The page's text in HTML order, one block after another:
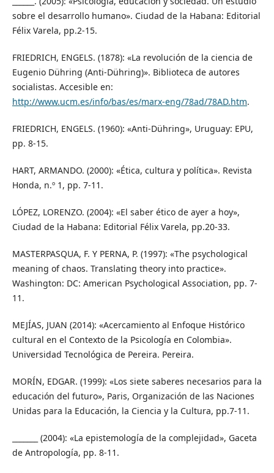
sobre el desarrollo humano». Ciudad de la Habana: Editorial
Félix Varela, pp.2-15.
FRIEDRICH, ENGELS. (1878): «La revolución de la ciencia de
Eugenio Dühring (Anti-Dühring)». Biblioteca de autores
socialistas. Accesible en:
http://www.ucm.es/info/bas/es/marx-eng/78ad/78AD.htm.
FRIEDRICH, ENGELS. (1960): «Anti-Dühring», Uruguay: EPU,
pp. 8-15.
HART, ARMANDO. (2000): «Ética, cultura y política». Revista
Honda, n.º 1, pp. 7-11.
LÓPEZ, LORENZO. (2004): «El saber ético de ayer a hoy»,
Ciudad de la Habana: Editorial Félix Varela, pp.20-33.
MASTERPASQUA, F. Y PERNA, P. (1997): «The psychological
meaning of chaos. Translating theory into practice».
Washington: DC: American Psychological Association, pp. 7-
11.
MEJÍAS, JUAN (2014): «Acercamiento al Enfoque Histórico
cultural en el Contexto de la Psicología en Colombia».
Universidad Tecnológica de Pereira. Pereira.
MORÍN, EDGAR. (1999): «Los siete saberes necesarios para la
educación del futuro», Paris, Organización de las Naciones
Unidas para la Educación, la Ciencia y la Cultura, pp.7-11.
_______ (2004): «La epistemología de la complejidad», Gaceta
de Antropología, pp. 8-11.